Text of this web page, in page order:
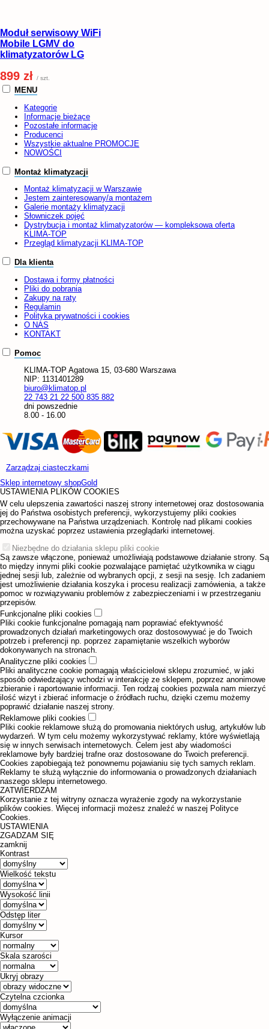
Moduł serwisowy WiFi
Mobile LGMV do
klimatyzatorów LG
899 zł / szt.
MENU
Kategorie
Informacje bieżące
Pozostałe informacje
Producenci
Wszystkie aktualne PROMOCJE
NOWOŚCI
Montaż klimatyzacji
Montaż klimatyzacji w Warszawie
Jestem zainteresowany/a montażem
Galerie montaży klimatyzacji
Słowniczek pojęć
Dystrybucja i montaż klimatyzatorów — kompleksowa oferta
KLIMA-TOP
Przegląd klimatyzacji KLIMA-TOP
Dla klienta
Dostawa i formy płatności
Pliki do pobrania
Zakupy na raty
Regulamin
Polityka prywatności i cookies
O NAS
KONTAKT
Pomoc
KLIMA-TOP Agatowa 15, 03-680 Warszawa
NIP: 1131401289
biuro@klimatop.pl
22 743 21 22 500 835 882
dni powszednie
8.00 - 16.00
Zarządzaj ciasteczkami
Sklep internetowy shopGold
USTAWIENIA PLIKÓW COOKIES
W celu ulepszenia zawartości naszej strony internetowej oraz dostosowania
jej do Państwa osobistych preferencji, wykorzystujemy pliki cookies
przechowywane na Państwa urządzeniach. Kontrolę nad plikami cookies
można uzyskać poprzez ustawienia przeglądarki internetowej.
Niezbędne do działania sklepu pliki cookie
Są zawsze włączone, ponieważ umożliwiają podstawowe działanie strony. Są
to między innymi pliki cookie pozwalające pamiętać użytkownika w ciągu
jednej sesji lub, zależnie od wybranych opcji, z sesji na sesję. Ich zadaniem
jest umożliwienie działania koszyka i procesu realizacji zamówienia, a także
pomoc w rozwiązywaniu problemów z zabezpieczeniami i w przestrzeganiu
przepisów.
Funkcjonalne pliki cookies
Pliki cookie funkcjonalne pomagają nam poprawiać efektywność
prowadzonych działań marketingowych oraz dostosowywać je do Twoich
potrzeb i preferencji np. poprzez zapamiętanie wszelkich wyborów
dokonywanych na stronach.
Analityczne pliki cookies
Pliki analityczne cookie pomagają właścicielowi sklepu zrozumieć, w jaki
sposób odwiedzający wchodzi w interakcję ze sklepem, poprzez anonimowe
zbieranie i raportowanie informacji. Ten rodzaj cookies pozwala nam mierzyć
ilość wizyt i zbierać informacje o źródłach ruchu, dzięki czemu możemy
poprawić działanie naszej strony.
Reklamowe pliki cookies
Pliki cookie reklamowe służą do promowania niektórych usług, artykułów lub
wydarzeń. W tym celu możemy wykorzystywać reklamy, które wyświetlają
się w innych serwisach internetowych. Celem jest aby wiadomości
reklamowe były bardziej trafne oraz dostosowane do Twoich preferencji.
Cookies zapobiegają też ponownemu pojawianiu się tych samych reklam.
Reklamy te służą wyłącznie do informowania o prowadzonych działaniach
naszego sklepu internetowego.
ZATWIERDZAM
Korzystanie z tej witryny oznacza wyrażenie zgody na wykorzystanie
plików cookies. Więcej informacji możesz znaleźć w naszej Polityce
Cookies.
USTAWIENIA
ZGADZAM SIĘ
zamknij
Kontrast
Wielkość tekstu
Wysokość linii
Odstęp liter
Kursor
Skala szarości
Ukryj obrazy
Czytelna czcionka
Wyłączenie animacji